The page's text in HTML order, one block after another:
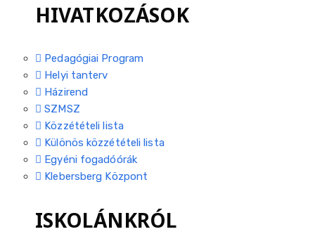
HIVATKOZÁSOK
Pedagógiai Program
Helyi tanterv
Házirend
SZMSZ
Közzétételi lista
Különös közzétételi lista
Egyéni fogadóórák
Klebersberg Központ
ISKOLÁNKRÓL